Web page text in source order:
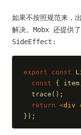
如果不按照规范来，
解决。Mobx 还提供
SideEffect:
export const
const {
  trace();
return <div
});